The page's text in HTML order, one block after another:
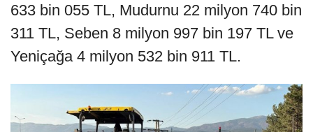
633 bin 055 TL, Mudurnu 22 milyon 740 bin
311 TL, Seben 8 milyon 997 bin 197 TL ve
Yeniçağa 4 milyon 532 bin 911 TL.